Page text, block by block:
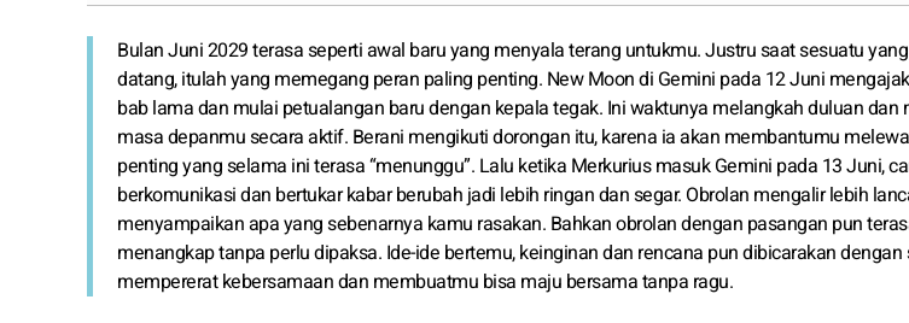
Bulan Juni 2029 terasa seperti awal baru yang menyala terang untukmu. Justru saat sesuatu
datang, itulah yang memegang peran paling penting. New Moon di Gemini pada 12 Juni
bab lama dan mulai petualangan baru dengan kepala tegak. Ini waktunya melangkah duluan dan
masa depanmu secara aktif. Berani mengikuti dorongan itu, karena ia akan membantumu
penting yang selama ini terasa “menunggu”. Lalu ketika Merkurius masuk Gemini pada 13 Juni,
berkomunikasi dan bertukar kabar berubah jadi lebih ringan dan segar. Obrolan mengalir lebih
menyampaikan apa yang sebenarnya kamu rasakan. Bahkan obrolan dengan pasangan pun
menangkap tanpa perlu dipaksa. Ide-ide bertemu, keinginan dan rencana pun dibicarakan
mempererat kebersamaan dan membuatmu bisa maju bersama tanpa ragu.